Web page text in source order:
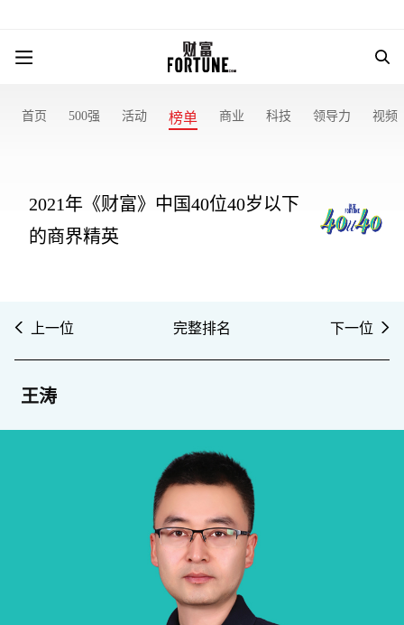
首页 500强 活动 榜单 商业 科技 领导力 视频
2021年《财富》中国40位40岁以下
的商界精英
上一位 完整排名 下一位
王涛